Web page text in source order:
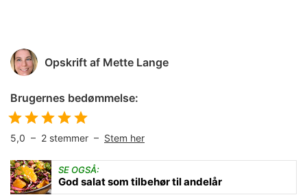
Opskrift af Mette Lange
Brugernes bedømmelse:
5,0 – 2 stemmer – Stem her
SE OGSÅ:
God salat som tilbehør til andelår